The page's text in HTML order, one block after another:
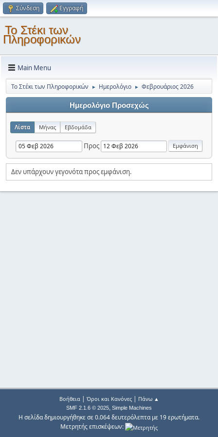
Σύνδεση Εγγραφή
Το Στέκι των
Πληροφορικών
Main Menu
Το Στέκι των Πληροφορικών ► Ημερολόγιο ► Φεβρουάριος 2026
Ημερολόγιο Προσεχώς
Λίστα Μήνας Εβδομάδα
Προς
Δεν υπάρχουν γεγονότα προς εμφάνιση.
Βοήθεια| Όροι και Κανόνες| Πάνω ▲
SMF 2.1.6 © 2025, Simple Machines
Η σελίδα δημιουργήθηκε σε 0.064 δευτερόλεπτα με 19 ερωτήματα.
Μετρητής επισκέψεων: